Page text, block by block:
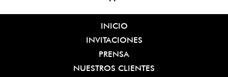
INICIO
INVITACIONES
PRENSA
NUESTROS CLIENTES